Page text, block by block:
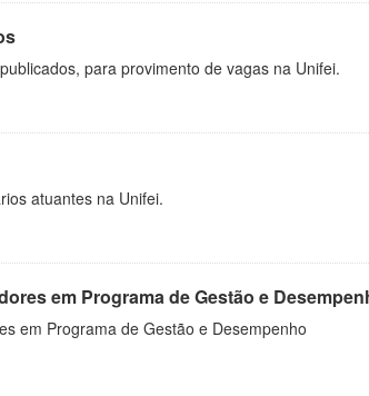
para provimento de vagas na Unifei.
atuantes na Unifei.
em Programa de Gestão e
em Programa de Gestão e Desempenho